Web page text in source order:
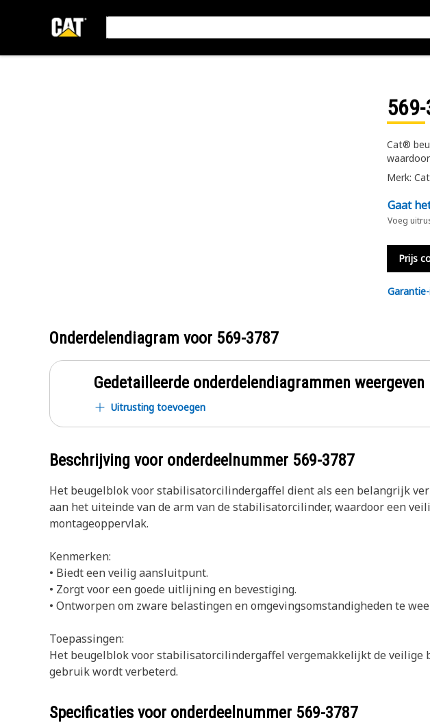
Cat®
Merk: Cat
Gaat
Voeg
Prijs
Onderdelendiagram voor 569-3787
Gedetailleerde onderdelendiagrammen weergeven
Uitrusting toevoegen
Beschrijving voor onderdeelnummer 569-3787
Het beugelblok voor stabilisatorcilindergaffel dient als een belangrijk
aan het uiteinde van de arm van de stabilisatorcilinder, waardoor een
montageoppervlak.
Kenmerken:
• Biedt een veilig aansluitpunt.
• Zorgt voor een goede uitlijning en bevestiging.
• Ontworpen om zware belastingen en omgevingsomstandigheden te
Toepassingen:
Het beugelblok voor stabilisatorcilindergaffel vergemakkelijkt de
gebruik wordt verbeterd.
Specificaties voor onderdeelnummer 569-3787